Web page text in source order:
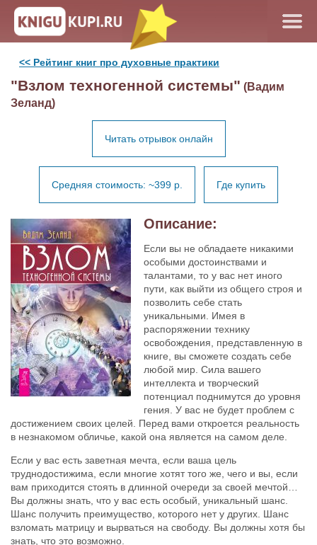
<< Рейтинг книг про духовные практики
"Взлом техногенной системы" (Вадим
Зеланд)
Читать отрывок онлайн
Средняя стоимость: ~399 р. Где купить
Описание:
Если вы не обладаете никакими
особыми достоинствами и
талантами, то у вас нет иного
пути, как выйти из общего строя и
позволить себе стать
уникальными. Имея в
распоряжении технику
освобождения, представленную в
книге, вы сможете создать себе
любой мир. Сила вашего
интеллекта и творческий
потенциал поднимутся до уровня
гения. У вас не будет проблем с
достижением своих целей. Перед вами откроется реальность
в незнакомом обличье, какой она является на самом деле.
Если у вас есть заветная мечта, если ваша цель
труднодостижима, если многие хотят того же, чего и вы, если
вам приходится стоять в длинной очереди за своей мечтой…
Вы должны знать, что у вас есть особый, уникальный шанс.
Шанс получить преимущество, которого нет у других. Шанс
взломать матрицу и вырваться на свободу. Вы должны хотя бы
знать, что это возможно.